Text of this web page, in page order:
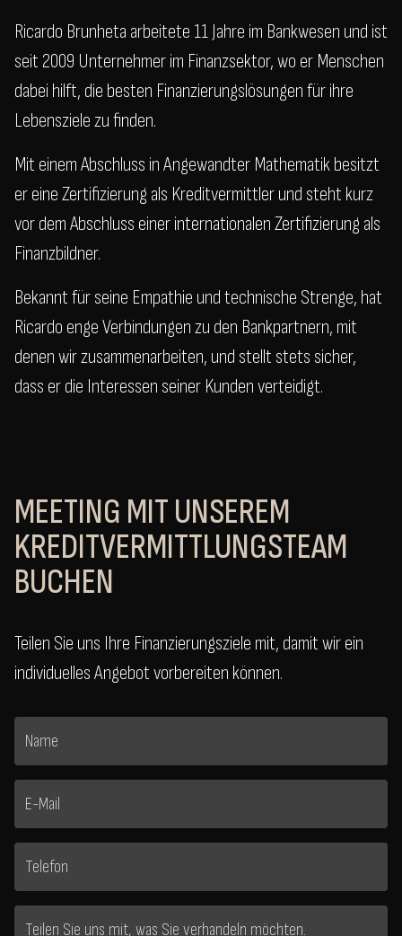
Ricardo Brunheta arbeitete 11 Jahre im Bankwesen und ist
seit 2009 Unternehmer im Finanzsektor, wo er Menschen
dabei hilft, die besten Finanzierungslösungen für ihre
Lebensziele zu finden.
Mit einem Abschluss in Angewandter Mathematik besitzt
er eine Zertifizierung als Kreditvermittler und steht kurz
vor dem Abschluss einer internationalen Zertifizierung als
Finanzbildner.
Bekannt für seine Empathie und technische Strenge, hat
Ricardo enge Verbindungen zu den Bankpartnern, mit
denen wir zusammenarbeiten, und stellt stets sicher,
dass er die Interessen seiner Kunden verteidigt.
MEETING MIT UNSEREM
KREDITVERMITTLUNGSTEAM
BUCHEN
Teilen Sie uns Ihre Finanzierungsziele mit, damit wir ein
individuelles Angebot vorbereiten können.